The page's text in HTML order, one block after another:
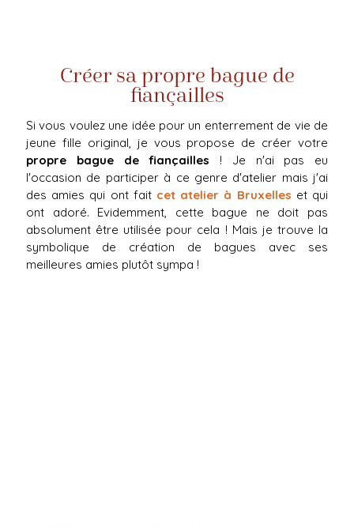
Créer sa propre bague de
fiançailles
Si vous voulez une idée pour un enterrement de vie de
jeune fille original, je vous propose de créer votre
propre bague de fiançailles ! Je n'ai pas eu
l'occasion de participer à ce genre d'atelier mais j'ai
des amies qui ont fait cet atelier à Bruxelles et qui
ont adoré. Evidemment, cette bague ne doit pas
absolument être utilisée pour cela ! Mais je trouve la
symbolique de création de bagues avec ses
meilleures amies plutôt sympa !